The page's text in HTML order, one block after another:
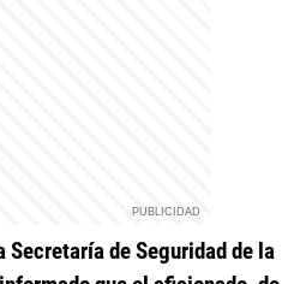
Secretaría de Seguridad de la